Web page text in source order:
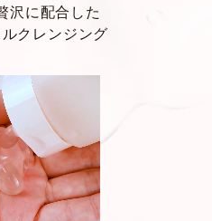
沢に配合した
クレンジング